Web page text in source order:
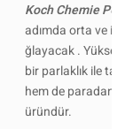
Koch Chemie
adımda orta ve
ğlayacak .
bir parlaklık ile
hem de paradan
üründür.